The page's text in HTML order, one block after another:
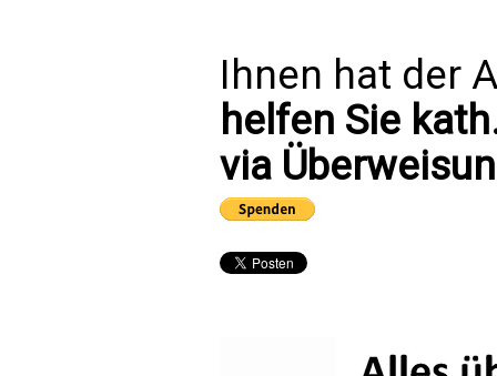
Ihnen hat der
helfen Sie
via